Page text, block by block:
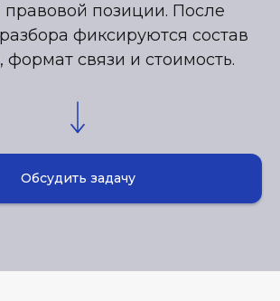
правовой позиции. После
фиксируются состав
формат связи и стоимость.
Обсудить задачу